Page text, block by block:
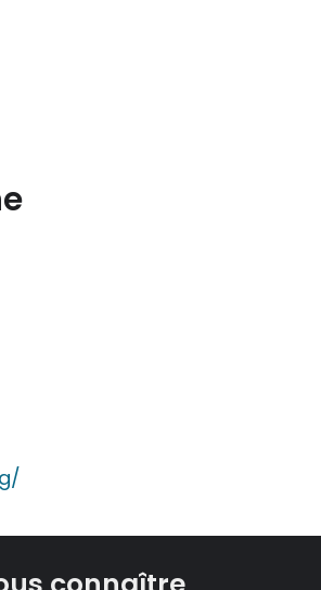
professionnelles, civiles
personnes qui
éléments publiés sur le
» dans leur action
le feront sous leur seule
spécifiques d’une
pour prendre leurs
ne peut être le cas des
l’impossibilité de les